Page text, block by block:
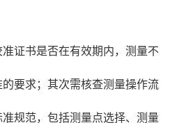
证书是否在有效期内，测量不
要求；其次需核查测量操作流
规范，包括测量点选择、测量